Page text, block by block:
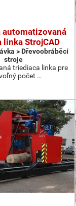
automatizovaná
linka StrojCAD
> Dřevoobráběcí
stroje
triediaca linka pre
počet …